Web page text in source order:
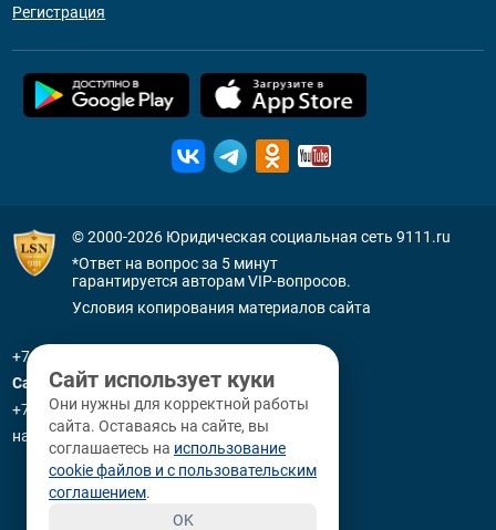
Регистрация
© 2000-2026 Юридическая социальная сеть 9111.ru
*Ответ на вопрос за 5 минут
гарантируется авторам VIP-вопросов.
Условия копирования материалов сайта
+7 (800) 505-91-11
Санкт-Петербург
+7 (812) 336-92-64
наб. р. Фонтанки, д. 59
Сайт использует куки
Они нужны для корректной работы
сайта. Оставаясь на сайте, вы
соглашаетесь на использование
cookie файлов и с пользовательским
соглашением.
OK